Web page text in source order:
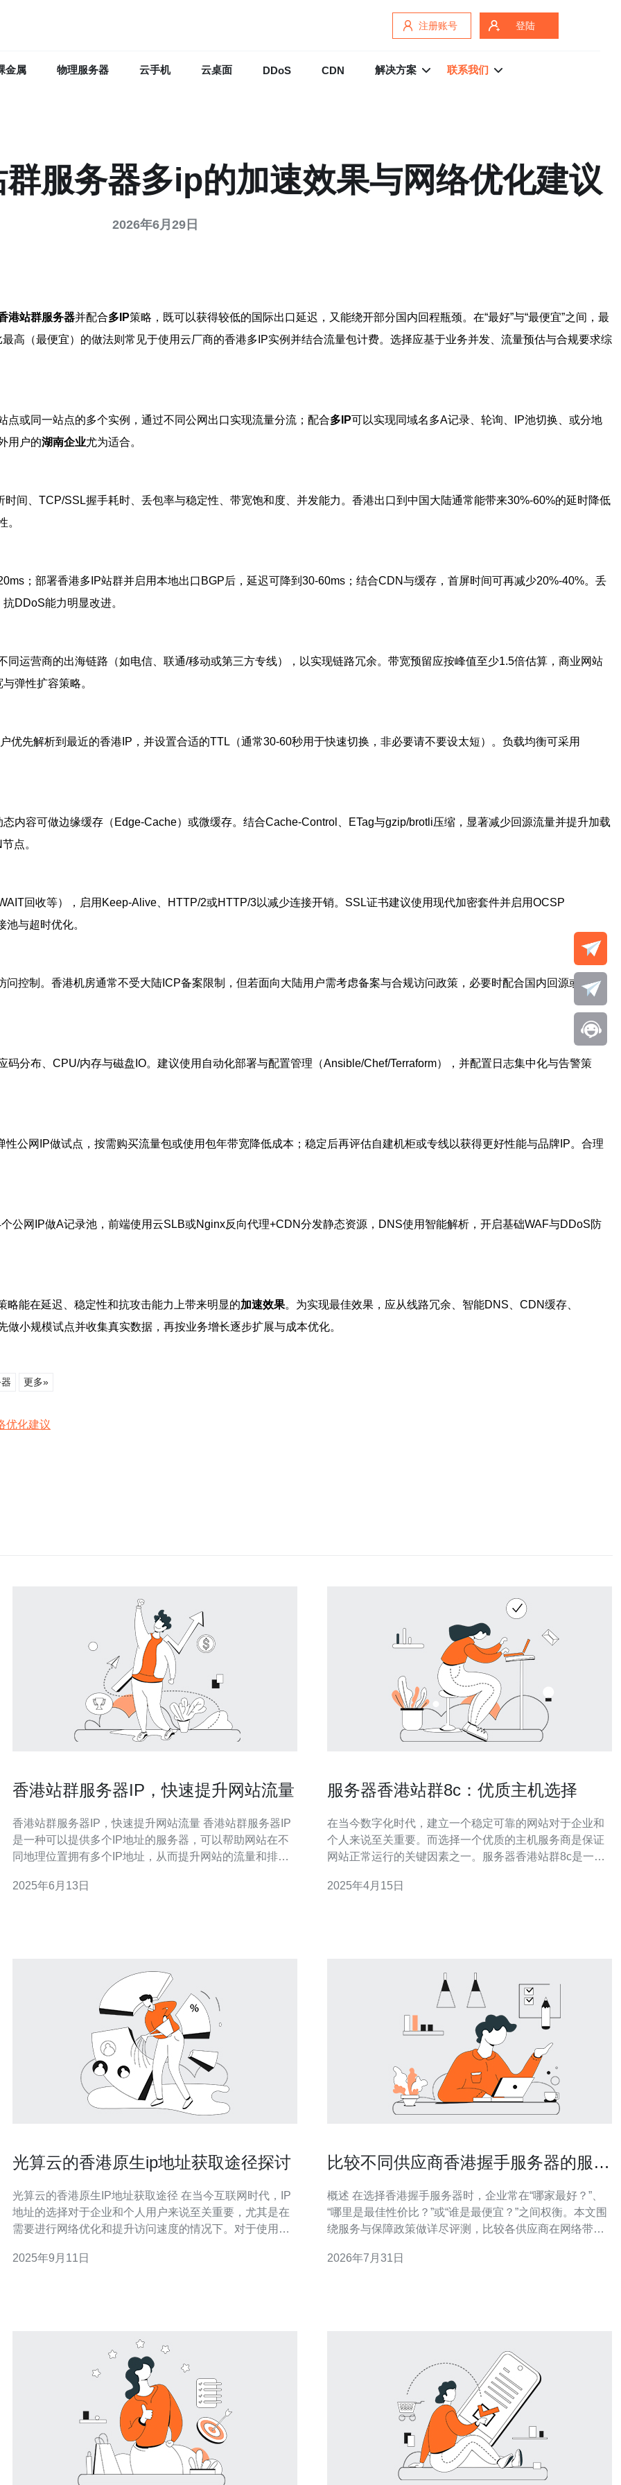
注册账号 登陆
金属 物理服务器 云手机 云桌面 DDoS CDN 解决方案 联系我们
服务器多ip的加速效果与网络优化建议
2026年6月29日
港站群服务器并配合多IP策略，既可以获得较低的国际出口延迟，又能绕开部分国内回程瓶颈。在“最好”与“最便宜”之间，最
高（最便宜）的做法则常见于使用云厂商的香港多IP实例并结合流量包计费。选择应基于业务并发、流量预估与合规要求综
点或同一站点的多个实例，通过不同公网出口实现流量分流；配合多IP可以实现同域名多A记录、轮询、IP池切换、或分地
用户的湖南企业尤为适合。
间、TCP/SSL握手耗时、丢包率与稳定性、带宽饱和度、并发能力。香港出口到中国大陆通常能带来30%-60%的延时降低
。
；部署香港多IP站群并启用本地出口BGP后，延迟可降到30-60ms；结合CDN与缓存，首屏时间可再减少20%-40%。丢
DDoS能力明显改进。
运营商的出海链路（如电信、联通/移动或第三方专线），以实现链路冗余。带宽预留应按峰值至少1.5倍估算，商业网站
弹性扩容策略。
优先解析到最近的香港IP，并设置合适的TTL（通常30-60秒用于快速切换，非必要请不要设太短）。负载均衡可采用
内容可做边缘缓存（Edge-Cache）或微缓存。结合Cache-Control、ETag与gzip/brotli压缩，显著减少回源流量并提升加载
点。
回收等），启用Keep-Alive、HTTP/2或HTTP/3以减少连接开销。SSL证书建议使用现代加密套件并启用OCSP
与超时优化。
控制。香港机房通常不受大陆ICP备案限制，但若面向大陆用户需考虑备案与合规访问政策，必要时配合国内回源或使用
分布、CPU/内存与磁盘IO。建议使用自动化部署与配置管理（Ansible/Chef/Terraform），并配置日志集中化与告警策
性公网IP做试点，按需购买流量包或使用包年带宽降低成本；稳定后再评估自建机柜或专线以获得更好性能与品牌IP。合理
公网IP做A记录池，前端使用云SLB或Nginx反向代理+CDN分发静态资源，DNS使用智能解析，开启基础WAF与DDoS防
略能在延迟、稳定性和抗攻击能力上带来明显的加速效果。为实现最佳效果，应从线路冗余、智能DNS、CDN缓存、
小规模试点并收集真实数据，再按业务增长逐步扩展与成本优化。
更多»
优化建议
香港站群服务器IP，快速提升网站流量
香港站群服务器IP，快速提升网站流量 香港站群服务器IP
是一种可以提供多个IP地址的服务器，可以帮助网站在不
同地理位置拥有多个IP地址，从而提升网站的流量和排
更多的访问者，并提高网站的曝光度。 使用香港站群服务
2025年6月13日
服务器香港站群8c：优质主机选择
在当今数字化时代，建立一个稳定可靠的网站对于企业和
个人来说至关重要。而选择一个优质的主机服务商是保证
网站正常运行的关键因素之一。服务器香港站群8c是一个
服务的公司。他们提供多种主机方案，包括共享主机、
2025年4月15日
光算云的香港原生ip地址获取途径探讨
光算云的香港原生IP地址获取途径 在当今互联网时代，IP
地址的选择对于企业和个人用户来说至关重要，尤其是在
需要进行网络优化和提升访问速度的情况下。对于使用光
网站的访问速度和稳定性。本文将深入探讨光算云的香港
2025年9月11日
比较不同供应商香港握手服务器的服务
概述 在选择香港握手服务器时，企业常在“哪家最好？”、
“哪里是最佳性价比？”或“谁是最便宜？”之间权衡。本文围
绕服务与保障政策做详尽评测，比较各供应商在网络带
项，帮助不同规模与预算的用户找到最合适的香港服务器
2026年7月31日